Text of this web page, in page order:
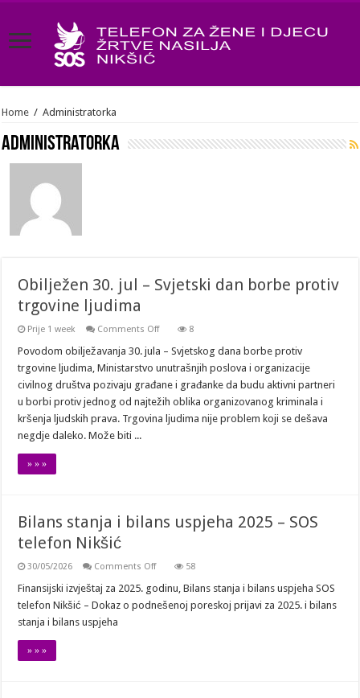
Home / Administratorka
Administratorka
Obilježen 30. jul – Svjetski dan borbe protiv
trgovine ljudima
Prije 1 week Comments Offon
30.
–
Svjetski
dan
borbe
protiv
trgovine
8
Povodom obilježavanja 30. jula – Svjetskog dana borbe protiv
trgovine ljudima, Ministarstvo unutrašnjih poslova i organizacije
civilnog društva pozivaju građane i građanke da budu aktivni partneri
u borbi protiv jednog od najtežih oblika organizovanog kriminala i
kršenja ljudskih prava. Trgovina ljudima nije problem koji se dešava
negdje daleko. Može biti ...
» » »
Bilans stanja i bilans uspjeha 2025 – SOS
telefon Nikšić
30/05/2026 Comments Offon
stanja
bilans
58
Finansijski izvještaj za 2025. godinu, Bilans stanja i bilans uspjeha SOS
telefon Nikšić – Dokaz o podnešenoj poreskoj prijavi za 2025. i bilans
stanja i bilans uspjeha
» » »